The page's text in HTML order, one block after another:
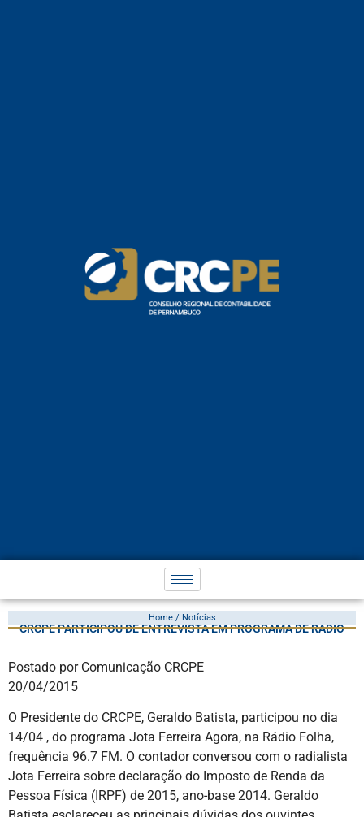
CRCPE PARTICIPOU DE ENTREVISTA EM PROGRAMA DE RÁDIO
Home / Notícias
Postado por Comunicação CRCPE
20/04/2015
O Presidente do CRCPE, Geraldo Batista, participou no dia
14/04 , do programa Jota Ferreira Agora, na Rádio Folha,
frequência 96.7 FM. O contador conversou com o radialista
Jota Ferreira sobre declaração do Imposto de Renda da
Pessoa Física (IRPF) de 2015, ano-base 2014. Geraldo